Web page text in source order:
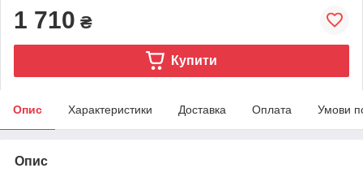
1 710 ₴
Купити
Опис Характеристики Доставка Оплата Умови
Опис